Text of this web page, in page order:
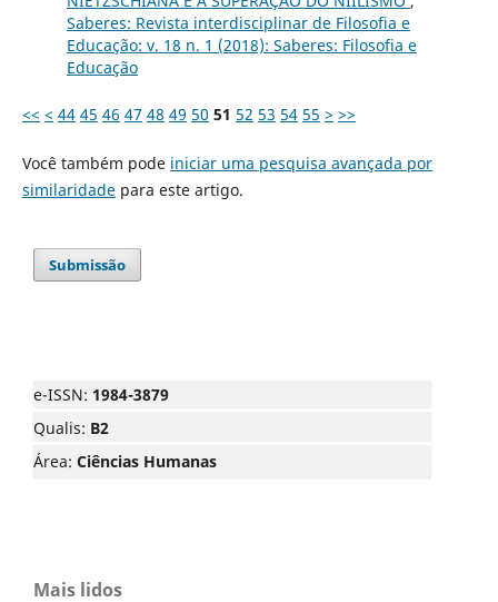
Saberes: Revista interdisciplinar de Filosofia e
Educação: v. 18 n. 1 (2018): Saberes: Filosofia e
Educação
<< < 44 45 46 47 48 49 50 51 52 53 54 55 > >>
Você também pode iniciar uma pesquisa avançada por
similaridadepara este artigo.
Submissão
e-ISSN: 1984-3879
Qualis: B2
Área: Ciências Humanas
Mais lidos